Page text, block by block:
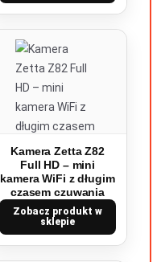
Kamera Zetta Z82
Full HD – mini
kamera WiFi z długim
czasem czuwania
Zobacz produkt w
sklepie